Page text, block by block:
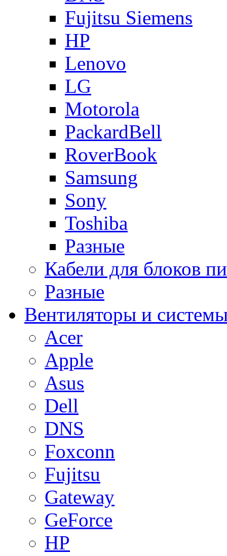
Fujitsu Siemens
HP
Lenovo
LG
Motorola
PackardBell
RoverBook
Samsung
Sony
Toshiba
Разные
Кабели для блоков
Разные
Вентиляторы и
Acer
Apple
Asus
Dell
DNS
Foxconn
Fujitsu
Gateway
GeForce
HP